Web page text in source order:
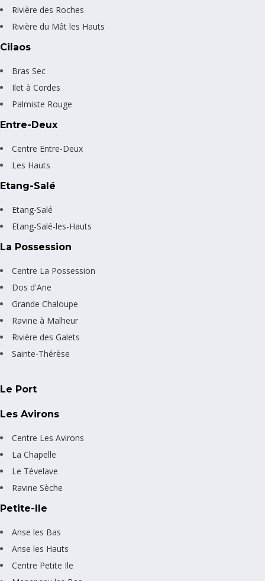
Rivière des Roches
Rivière du Mât les Hauts
Cilaos
Bras Sec
Ilet à Cordes
Palmiste Rouge
Entre-Deux
Centre Entre-Deux
Les Hauts
Etang-Salé
Etang-Salé
Etang-Salé-les-Hauts
La Possession
Centre La Possession
Dos d'Ane
Grande Chaloupe
Ravine à Malheur
Rivière des Galets
Sainte-Thérèse
Le Port
Les Avirons
Centre Les Avirons
La Chapelle
Le Tévelave
Ravine Sèche
Petite-Ile
Anse les Bas
Anse les Hauts
Centre Petite Ile